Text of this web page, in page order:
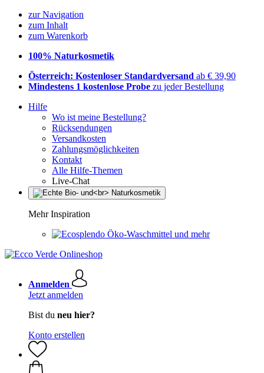
zur Navigation
zum Inhalt
zum Warenkorb
100% Naturkosmetik
Österreich: Kostenloser Standardversand ab € 39,90
Mindestens 1 kostenlose Probe zu jeder Bestellung
Hilfe
Wo ist meine Bestellung?
Rücksendungen
Versandkosten
Zahlungsmöglichkeiten
Kontakt
Alle Hilfe-Themen
Live-Chat
Mehr Inspiration
Öko-Waschmittel und mehr
Anmelden
Jetzt anmelden
Bist du neu hier?
Konto erstellen